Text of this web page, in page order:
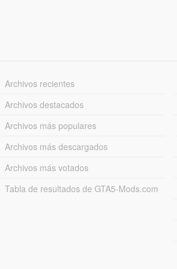
Archivos recientes
Archivos destacados
Archivos más populares
Archivos más descargados
Archivos más votados
Tabla de resultados de GTA5-Mods.com